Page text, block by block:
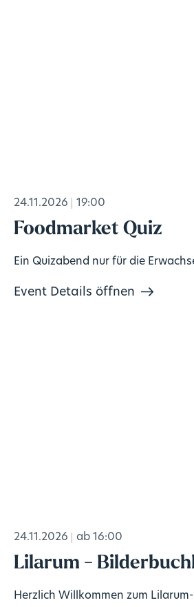
24.11.2026 19:00
Foodmarket Quiz
Ein Quizabend nur für die
Event Details öffnen
24.11.2026 ab 16:00
Lilarum -
Herzlich Willkommen zum